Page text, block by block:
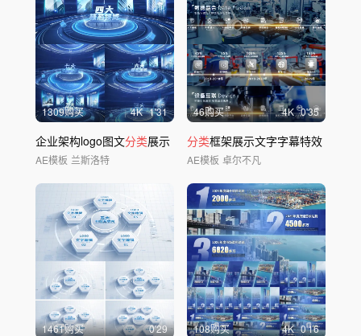
1309购买 4K 1'31
企业架构logo图文分类展示
AE模板 兰斯洛特
46购买 4K 0'35
分类框架展示文字字幕特效
AE模板 卓尔不凡
1461购买 0'29 108购买 4K 0'16